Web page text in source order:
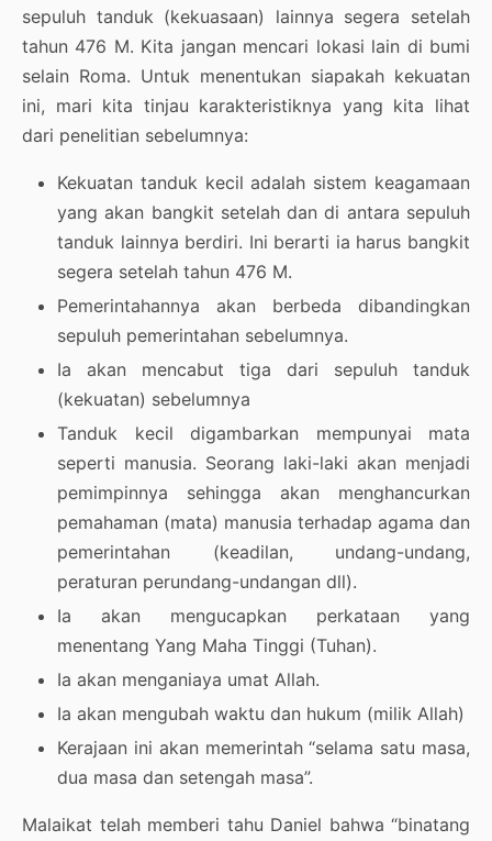
sepuluh tanduk (kekuasaan) lainnya segera setelah
tahun 476 M. Kita jangan mencari lokasi lain di bumi
selain Roma. Untuk menentukan siapakah kekuatan
ini, mari kita tinjau karakteristiknya yang kita lihat
dari penelitian sebelumnya:
Kekuatan tanduk kecil adalah sistem keagamaan
yang akan bangkit setelah dan di antara sepuluh
tanduk lainnya berdiri. Ini berarti ia harus bangkit
segera setelah tahun 476 M.
Pemerintahannya akan berbeda dibandingkan
sepuluh pemerintahan sebelumnya.
Ia akan mencabut tiga dari sepuluh tanduk
(kekuatan) sebelumnya
Tanduk kecil digambarkan mempunyai mata
seperti manusia. Seorang laki-laki akan menjadi
pemimpinnya sehingga akan menghancurkan
pemahaman (mata) manusia terhadap agama dan
pemerintahan (keadilan, undang-undang,
peraturan perundang-undangan dll).
Ia akan mengucapkan perkataan yang
menentang Yang Maha Tinggi (Tuhan).
Ia akan menganiaya umat Allah.
Ia akan mengubah waktu dan hukum (milik Allah)
Kerajaan ini akan memerintah “selama satu masa,
dua masa dan setengah masa”.
Malaikat telah memberi tahu Daniel bahwa “binatang